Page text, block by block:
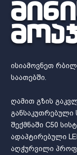
ისიამოვნეთ
საათებში.
ღამით გზის
განსაკუთრებული
შექმნაში C50
ადაპტირებული
აღჭურვილი